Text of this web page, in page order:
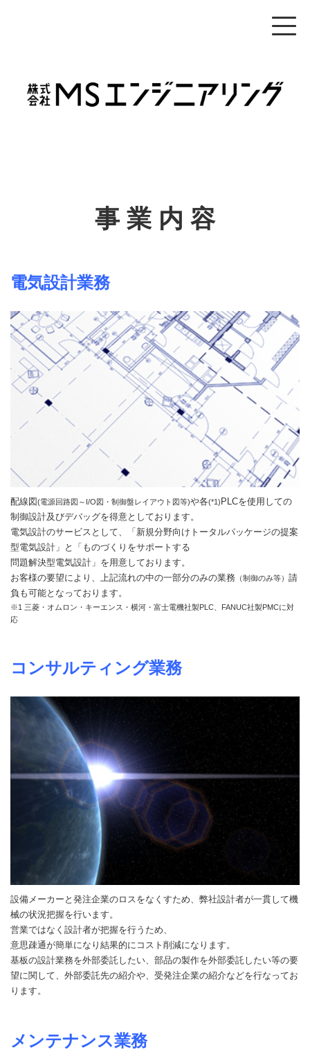
事 業 内 容
電気設計業務
配線図(電源回路図～I/O図・制御盤レイアウト図等)や各(*1)PLCを使用しての
制御設計及びデバッグを得意としております。
電気設計のサービスとして、「新規分野向けトータルパッケージの提案
型電気設計」と「ものづくりをサポートする
問題解決型電気設計」を用意しております。
お客様の要望により、上記流れの中の一部分のみの業務 （制御のみ等） 請
負も可能となっております。
※1 三菱・オムロン・キーエンス・横河・富士電機社製PLC、FANUC社製PMCに対
応
コンサルティング業務
設備メーカーと発注企業のロスをなくすため、弊社設計者が一貫して機
械の状況把握を行います。
営業ではなく設計者が把握を行うため、
意思疎通が簡単になり結果的にコスト削減になります。
基板の設計業務を外部委託したい、部品の製作を外部委託したい等の要
望に関して、外部委託先の紹介や、受発注企業の紹介などを行なってお
ります。
メンテナンス業務